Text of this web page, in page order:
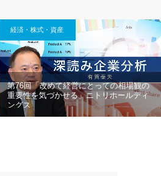
経済・株式・資産
第76回「改めて経営にとっての相場観の
重要性を気づかせる」ニトリホールディ
ングス